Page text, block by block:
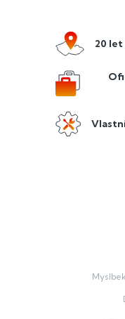
20 let